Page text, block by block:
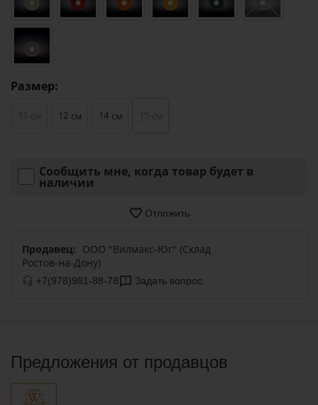
Размер:
см 12 см 14 см 15 см
Сообщить мне, когда товар будет в
наличии
Отложить
Продавец: ООО "Вилмакс-Юг" (Склад
Ростов-на-Дону)
+7(978)981-88-78 Задать вопрос
Предложения от продавцов